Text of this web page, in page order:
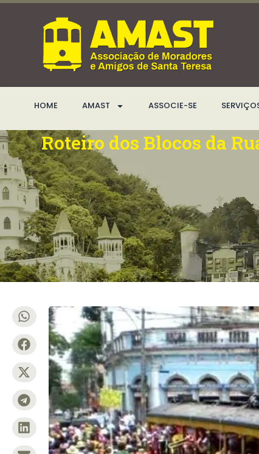
Ir
conteúdo
HOME AMAST ASSOCIE-SE
Roteiro dos Blocos da